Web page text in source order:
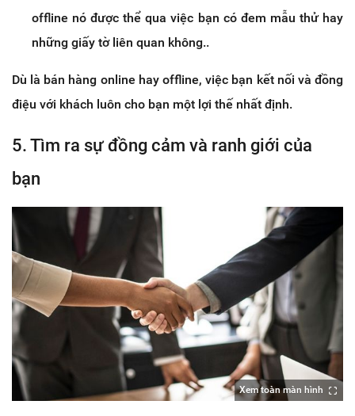
offline nó được thể qua việc bạn có đem mẫu thử hay
những giấy tờ liên quan không..
Dù là bán hàng online hay offline, việc bạn kết nối và đồng
điệu với khách luôn cho bạn một lợi thế nhất định.
5. Tìm ra sự đồng cảm và ranh giới của
bạn
Xem toàn màn hình